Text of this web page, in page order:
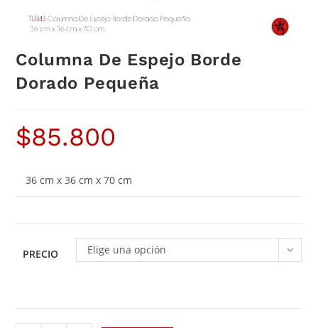
Columna De Espejo Borde
Dorado Pequeña
$85.800
36 cm x 36 cm x 70 cm
PRECIO Elige una opción